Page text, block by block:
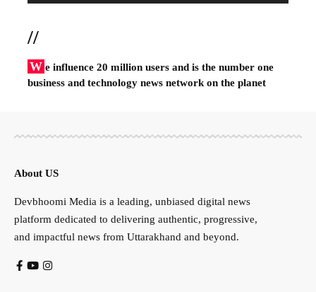
//
W e influence 20 million users and is the number one
business and technology news network on the planet
About US
Devbhoomi Media is a leading, unbiased digital news
platform dedicated to delivering authentic, progressive,
and impactful news from Uttarakhand and beyond.